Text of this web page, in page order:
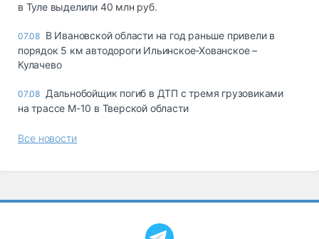
в Туле выделили 40 млн руб.
07.08 В Ивановской области на год раньше привели в
порядок 5 км автодороги Ильинское-Хованское –
Кулачево
07.08 Дальнобойщик погиб в ДТП с тремя грузовиками
на трассе М-10 в Тверской области
Все новости